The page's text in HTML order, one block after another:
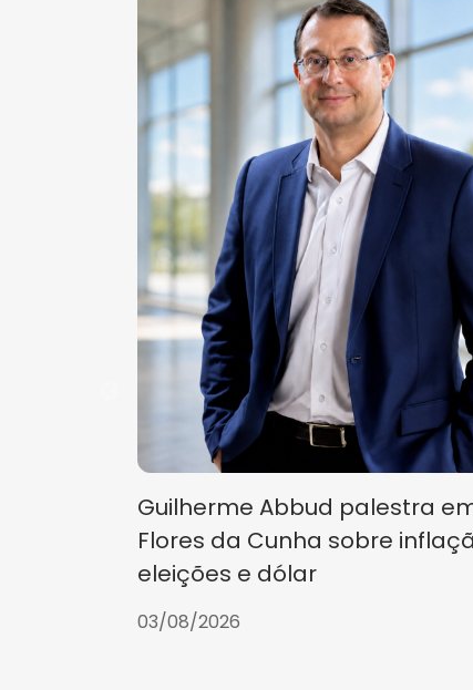
Guilherme Abbud palestra
Flores da Cunha sobre
eleições e dólar
03/08/2026